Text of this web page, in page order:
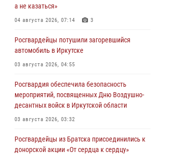
а не казаться»
04 августа 2026, 07:14 3
Росгвардейцы потушили загоревшийся
автомобиль в Иркутске
03 августа 2026, 04:55
Росгвардия обеспечила безопасность
мероприятий, посвященных Дню Воздушно-
десантных войск в Иркутской области
03 августа 2026, 03:32
Росгвардейцы из Братска присоединились к
донорской акции «От сердца к сердцу»